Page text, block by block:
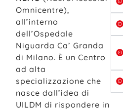
Omnicentre),
all’interno
dell’Ospedale
Niguarda Ca’ Granda
di Milano. È un Centro
ad alta
specializzazione che
nasce dall’idea di
UILDM di rispondere in